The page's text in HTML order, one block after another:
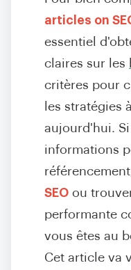
articles on
essentiel
claires sur les
critères pour
les stratégies
aujourd'hui.
informations
SEO ou
performante
vous êtes au
Cet article va